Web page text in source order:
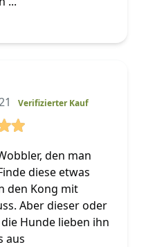
Verifizierter Kauf
den man
diese etwas
den Kong mit
Aber dieser oder
Hunde lieben ihn
aus